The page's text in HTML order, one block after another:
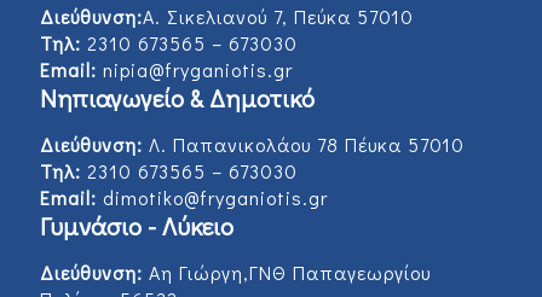
Διεύθυνση:Α. Σικελιανού 7, Πεύκα 57010
Τηλ: 2310 673565 – 673030
Email: nipia@fryganiotis.gr
Νηπιαγωγείο & Δημοτικό
Διεύθυνση: Λ. Παπανικολάου 78 Πέυκα 57010
Τηλ: 2310 673565 – 673030
Email: dimotiko@fryganiotis.gr
Γυμνάσιο - Λύκειο
Διεύθυνση: Αη Γιώργη,ΓΝΘ Παπαγεωργίου